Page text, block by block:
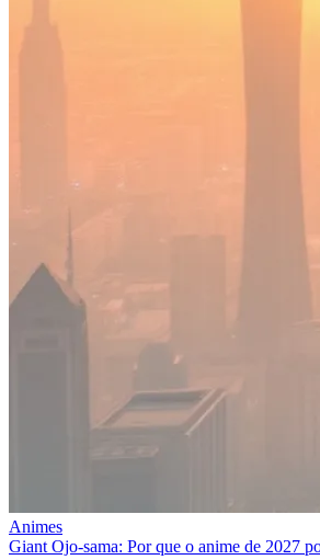
Animes
Giant Ojo-sama: Por que o anime de 2027